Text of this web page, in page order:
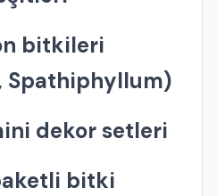
bitkileri
Spathiphyllum)
dekor setleri
bitki